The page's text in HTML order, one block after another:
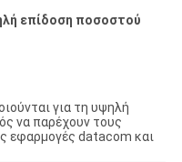
επίδοση ποσοστού
για τη υψηλή
να παρέχουν τους
εφαρμογές datacom και